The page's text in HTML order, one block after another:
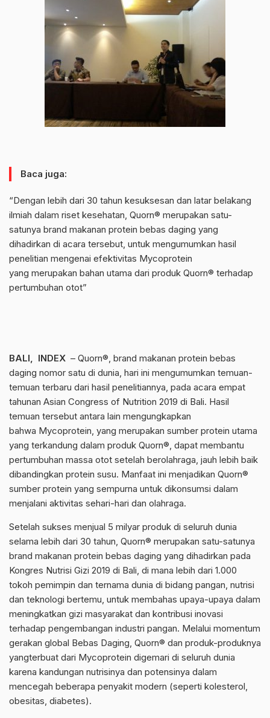
Baca juga:
“Dengan lebih dari 30 tahun kesuksesan dan latar belakang
ilmiah dalam riset kesehatan, Quorn® merupakan satu-
satunya brand makanan protein bebas daging yang
dihadirkan di acara tersebut, untuk mengumumkan hasil
penelitian mengenai efektivitas Mycoprotein
yang merupakan bahan utama dari produk Quorn® terhadap
pertumbuhan otot”
BALI, INDEX – Quorn®, brand makanan protein bebas
daging nomor satu di dunia, hari ini mengumumkan temuan-
temuan terbaru dari hasil penelitiannya, pada acara empat
tahunan Asian Congress of Nutrition 2019 di Bali. Hasil
temuan tersebut antara lain mengungkapkan
bahwa Mycoprotein, yang merupakan sumber protein utama
yang terkandung dalam produk Quorn®, dapat membantu
pertumbuhan massa otot setelah berolahraga, jauh lebih baik
dibandingkan protein susu. Manfaat ini menjadikan Quorn®
sumber protein yang sempurna untuk dikonsumsi dalam
menjalani aktivitas sehari-hari dan olahraga.
Setelah sukses menjual 5 milyar produk di seluruh dunia
selama lebih dari 30 tahun, Quorn® merupakan satu-satunya
brand makanan protein bebas daging yang dihadirkan pada
Kongres Nutrisi Gizi 2019 di Bali, di mana lebih dari 1.000
tokoh pemimpin dan ternama dunia di bidang pangan, nutrisi
dan teknologi bertemu, untuk membahas upaya-upaya dalam
meningkatkan gizi masyarakat dan kontribusi inovasi
terhadap pengembangan industri pangan. Melalui momentum
gerakan global Bebas Daging, Quorn® dan produk-produknya
yangterbuat dari Mycoprotein digemari di seluruh dunia
karena kandungan nutrisinya dan potensinya dalam
mencegah beberapa penyakit modern (seperti kolesterol,
obesitas, diabetes).